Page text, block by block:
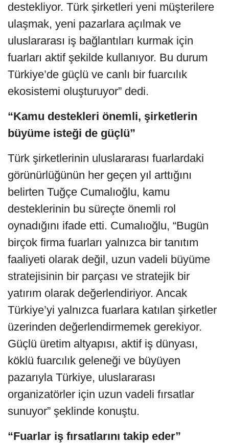
destekliyor. Türk şirketleri yeni müşterilere
ulaşmak, yeni pazarlara açılmak ve
uluslararası iş bağlantıları kurmak için
fuarları aktif şekilde kullanıyor. Bu durum
Türkiye’de güçlü ve canlı bir fuarcılık
ekosistemi oluşturuyor” dedi.
“Kamu destekleri önemli, şirketlerin
büyüme isteği de güçlü”
Türk şirketlerinin uluslararası fuarlardaki
görünürlüğünün her geçen yıl arttığını
belirten Tuğçe Cumalıoğlu, kamu
desteklerinin bu süreçte önemli rol
oynadığını ifade etti. Cumalıoğlu, “Bugün
birçok firma fuarları yalnızca bir tanıtım
faaliyeti olarak değil, uzun vadeli büyüme
stratejisinin bir parçası ve stratejik bir
yatırım olarak değerlendiriyor. Ancak
Türkiye’yi yalnızca fuarlara katılan şirketler
üzerinden değerlendirmemek gerekiyor.
Güçlü üretim altyapısı, aktif iş dünyası,
köklü fuarcılık geleneği ve büyüyen
pazarıyla Türkiye, uluslararası
organizatörler için uzun vadeli fırsatlar
sunuyor” şeklinde konuştu.
“Fuarlar iş fırsatlarını takip eder”